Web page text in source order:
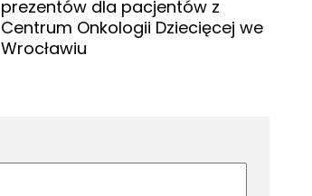
prezentów dla pacjentów z
Centrum Onkologii Dziecięcej we
Wrocławiu